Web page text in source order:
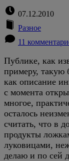
07.12.2010
Разное
11
Публике, как
примеру, такую
как описание
с момента
многое,
осталось
считать, что в
продукты
луковицами,
делаю и по сей